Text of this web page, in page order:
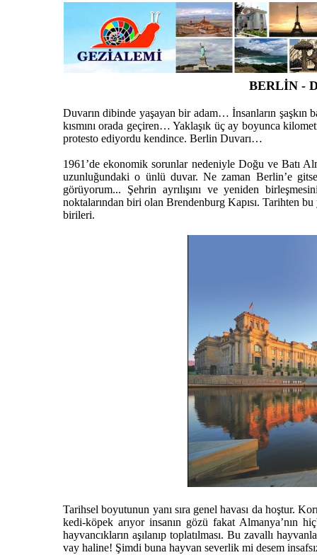
BERLİN -
Duvarın dibinde yaşayan bir adam… İnsanların şaşkın
kısmını orada geçiren… Yaklaşık üç ay boyunca
protesto ediyordu kendince. Berlin Duvarı…
1961’de ekonomik sorunlar nedeniyle Doğu ve Batı
uzunluğundaki o ünlü duvar. Ne zaman Berlin’e
görüyorum... Şehrin ayrılışını ve yeniden
noktalarından biri olan Brendenburg Kapısı. Tarihten
birileri.
Tarihsel boyutunun yanı sıra genel havası da hoştur.
kedi-köpek arıyor insanın gözü fakat Almanya’nın
hayvancıkların aşılanıp toplatılması. Bu zavallı
vay haline! Şimdi buna hayvan severlik mi desem